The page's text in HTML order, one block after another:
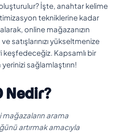
oluşturulur? İşte, anahtar kelime
tekniklerine kadar
online mağazanızın
satışlarınızı yükseltmenize
keşfedeceğiz. Kapsamlı bir
sağlamlaştırın!
Nedir?
arama
artırmak amacıyla